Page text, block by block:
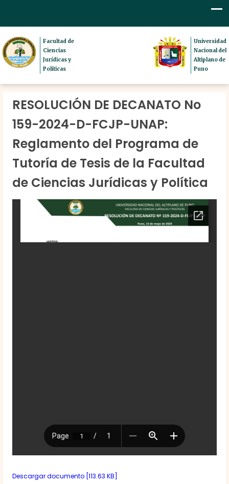
Facultad de
Ciencias
Jurídicas y
Políticas
Universidad
Nacional del
Altiplano de
Puno
RESOLUCIÓN DE DECANATO No
159-2024-D-FCJP-UNAP:
Reglamento del Programa de
Tutoría de Tesis de la Facultad
de Ciencias Jurídicas y Política
Descargar documento [113.63 KB]